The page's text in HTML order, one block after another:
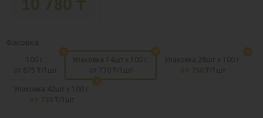
Фасовка
100 г.
от 875 ₸/1шт
Упаковка 14шт х 100 г.
от 770₸/1шт
Упаковка 28шт х 100 г.
от 750 ₸/1шт
Упаковка 42шт х 100 г.
от 730 ₸/1шт